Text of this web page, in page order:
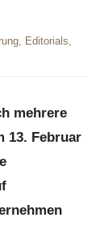
, Editorials,
mehrere
13. Februar